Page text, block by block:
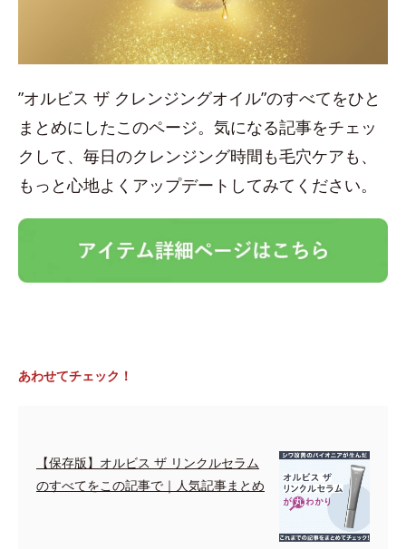
”オルビス ザ クレンジングオイル”のすべてをひと
まとめにしたこのページ。気になる記事をチェッ
クして、毎日のクレンジング時間も毛穴ケアも、
もっと心地よくアップデートしてみてください。
あわせてチェック！
【保存版】オルビス ザ リンクルセラム
のすべてをこの記事で｜人気記事まとめ